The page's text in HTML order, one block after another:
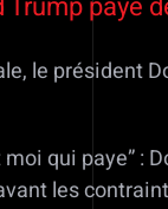
le
qui paye”
les